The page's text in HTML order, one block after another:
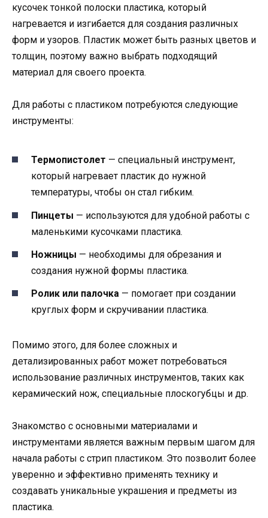
кусочек тонкой полоски пластика, который
нагревается и изгибается для создания различных
форм и узоров. Пластик может быть разных цветов и
толщин, поэтому важно выбрать подходящий
материал для своего проекта.
Для работы с пластиком потребуются следующие
инструменты:
Термопистолет — специальный инструмент,
который нагревает пластик до нужной
температуры, чтобы он стал гибким.
Пинцеты — используются для удобной работы с
маленькими кусочками пластика.
Ножницы — необходимы для обрезания и
создания нужной формы пластика.
Ролик или палочка — помогает при создании
круглых форм и скручивании пластика.
Помимо этого, для более сложных и
детализированных работ может потребоваться
использование различных инструментов, таких как
керамический нож, специальные плоскогубцы и др.
Знакомство с основными материалами и
инструментами является важным первым шагом для
начала работы с стрип пластиком. Это позволит более
уверенно и эффективно применять технику и
создавать уникальные украшения и предметы из
пластика.